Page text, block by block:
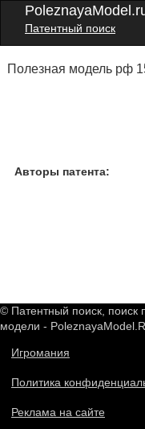
Патентный поиск
Полезная модель рф
Авторы патента:
© Патентный поиск, поиск
модели -
Игромания
Политика
Реклама на сайте